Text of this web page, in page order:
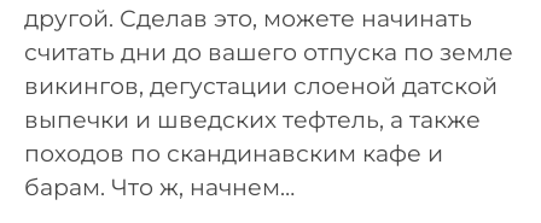
другой. Сделав это, можете начинать
считать дни до вашего отпуска по земле
викингов, дегустации слоеной датской
выпечки и шведских тефтель, а также
походов по скандинавским кафе и
барам. Что ж, начнем…